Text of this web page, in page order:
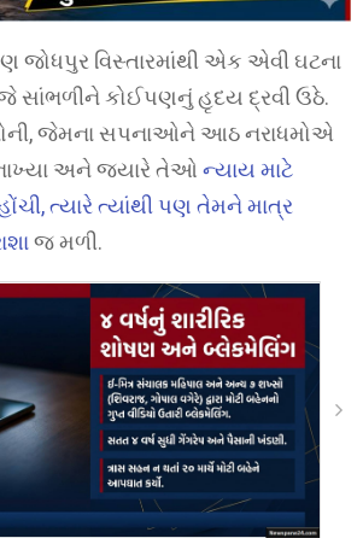
જોધપુર વિસ્તારમાંથી એક એવી ઘટના
સાંભળીને કોઈપણનું હૃદય દ્રવી ઉઠે.
જેમના સપનાઓને આઠ નરાધમોએ
અને જ્યારે તેઓ ન્યાય માટે
ત્યારે ત્યાંથી પણ તેમને માત્ર
જ મળી.